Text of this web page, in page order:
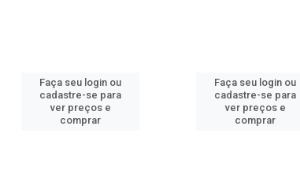
Faça seu login ou
cadastre-se para
ver preços e
comprar
Faça seu login ou
cadastre-se para
ver preços e
comprar